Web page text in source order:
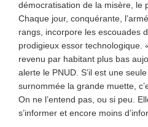
démocratisation de la misère, le
Chaque jour, conquérante,
rangs, incorpore les escouades
prodigieux essor technologique.
revenu par habitant plus bas
alerte le PNUD. S’il est une
surnommée la grande muette,
On ne l’entend pas, ou si peu.
s’informer et encore moins